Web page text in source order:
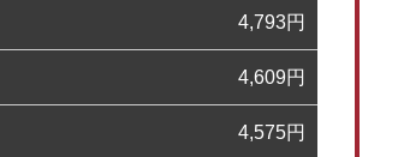
4,793円
4,609円
4,575円